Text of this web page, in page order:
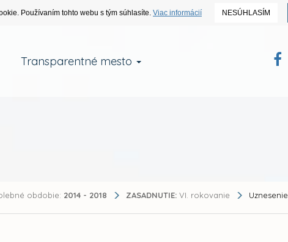
Používaním tohto webu s tým súhlasíte. Viac informácií NESÚHLASÍM
Transparentné mesto
obdobie: 2014 - 2018 ZASADNUTIE: VI. rokovanie Uznesenie